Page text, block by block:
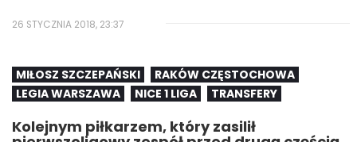
26 STYCZNIA 2018, 23:37
MIŁOSZ SZCZEPAŃSKI
RAKÓW CZĘSTOCHOWA
LEGIA WARSZAWA
NICE 1 LIGA TRANSFERY
Kolejnym piłkarzem, który zasilił